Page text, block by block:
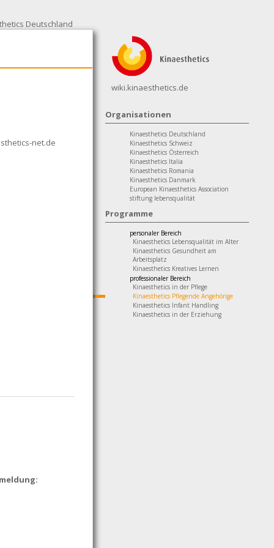
Deutschland
net.de
wiki.kinaesthetics.de
Organisationen
Kinaesthetics Deutschland
Kinaesthetics Schweiz
Kinaesthetics Österreich
Kinaesthetics Italia
Kinaesthetics Romania
Kinaesthetics Danmark
European Kinaesthetics Association
stiftung lebensqualität
Programme
personaler Bereich
Kinaesthetics Lebensqualität im Alter
Kinaesthetics Gesundheit am
Arbeitsplatz
Kinaesthetics Kreatives Lernen
professionaler Bereich
Kinaesthetics in der Pflege
Kinaesthetics Pflegende Angehörige
Kinaesthetics Infant Handling
Kinaesthetics in der Erziehung